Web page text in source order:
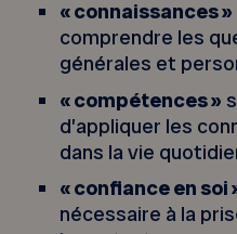
« connaissances »
comprendre les
générales et
« compétences »
d’appliquer les
dans la vie
« confiance en soi
nécessaire à la